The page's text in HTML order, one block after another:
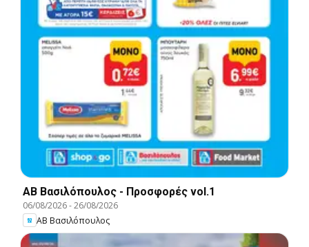
ΑΒ Βασιλόπουλος - Προσφορές vol.1
06/08/2026-26/08/2026
ΑΒ Βασιλόπουλος